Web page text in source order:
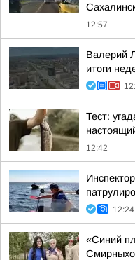
12:57
Валерий
итоги
Тест:
12:42
12:24
«Синий